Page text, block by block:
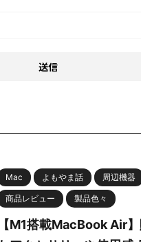
Mac よもやま話 周辺機器
商品レビュー 製品色々
【M1搭載MacBook Air